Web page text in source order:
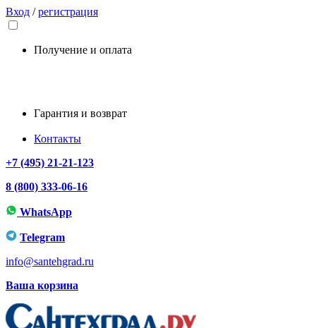
Вход /регистрация
Получение и оплата
Гарантия и возврат
Контакты
+7 (495) 21-21-123
8 (800) 333-06-16
WhatsApp
Telegram
info@santehgrad.ru
Ваша корзина